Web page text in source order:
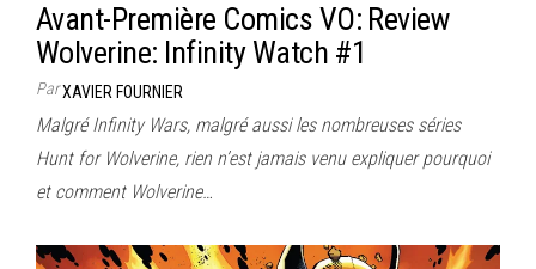
Avant-Première Comics VO: Review
Wolverine: Infinity Watch #1
ParXAVIER FOURNIER
Malgré Infinity Wars, malgré aussi les nombreuses séries
Hunt for Wolverine, rien n’est jamais venu expliquer pourquoi
et comment Wolverine…